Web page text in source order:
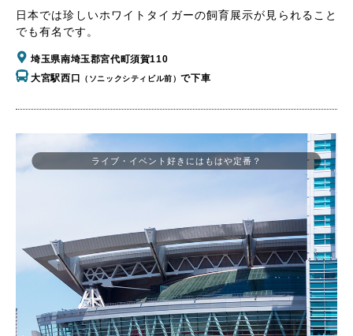
日本では珍しいホワイトタイガーの飼育展示が見られること
でも有名です。
埼玉県南埼玉郡宮代町須賀110
大宮駅西口
（ソニックシティビル前）で下車
ライブ・イベント好きにはもはや定番？